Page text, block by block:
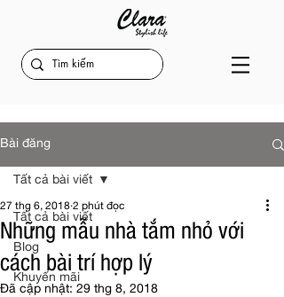
Bài đăng
Tất cả bài viết
Blog
Khuyến mãi
Tất cả bài viết
Những mẫu nhà tắm nhỏ với
cách bài trí hợp lý
27 thg 6, 2018 2 phút đọc
Đã cập nhật: 29 thg 8, 2018